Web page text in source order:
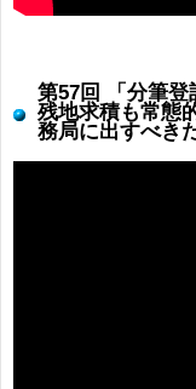
第57回 「分筆登
残地求積も常態
務局に出すべき